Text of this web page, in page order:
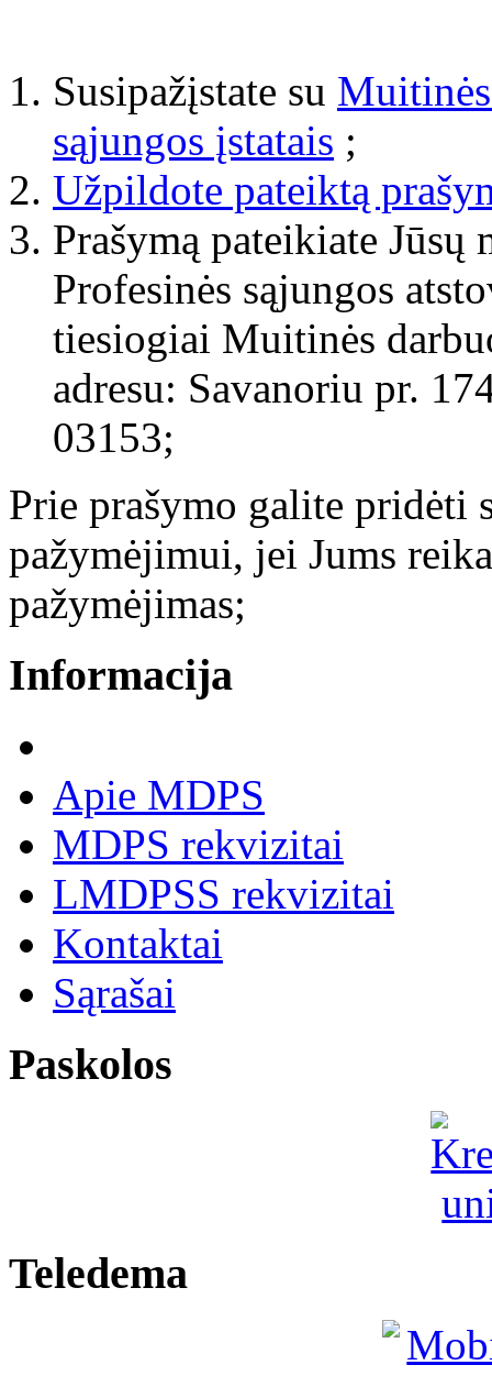
Susipažįstate su
sąjungos įstatais ;
Užpildote pateiktą
Prašymą pateikiate Jūsų
Profesinės sąjungos
tiesiogiai Muitinės
adresu: Savanoriu pr.
03153;
Prie prašymo galite pridėti
pažymėjimui, jei Jums
pažymėjimas;
Informacija
Apie MDPS
MDPS rekvizitai
LMDPSS rekvizitai
Kontaktai
Sąrašai
Paskolos
Teledema